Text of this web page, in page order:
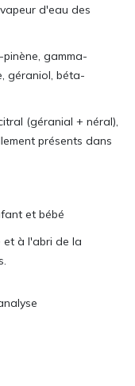
d'eau des
gamma-
géraniol, béta-
(géranial + néral),
présents dans
et bébé
et à l'abri de la